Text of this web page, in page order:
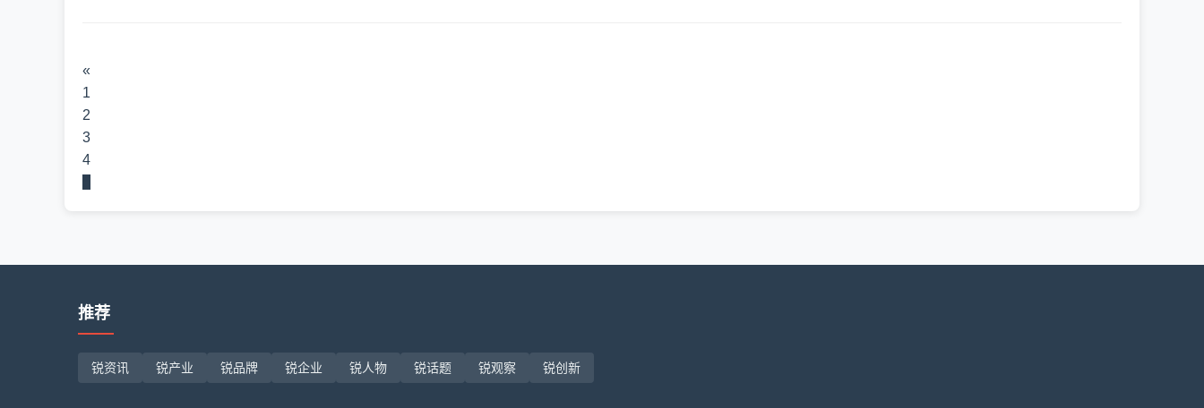
«
1
2
3
4
推荐
锐资讯 锐产业 锐品牌 锐企业 锐人物 锐话题 锐观察 锐创新